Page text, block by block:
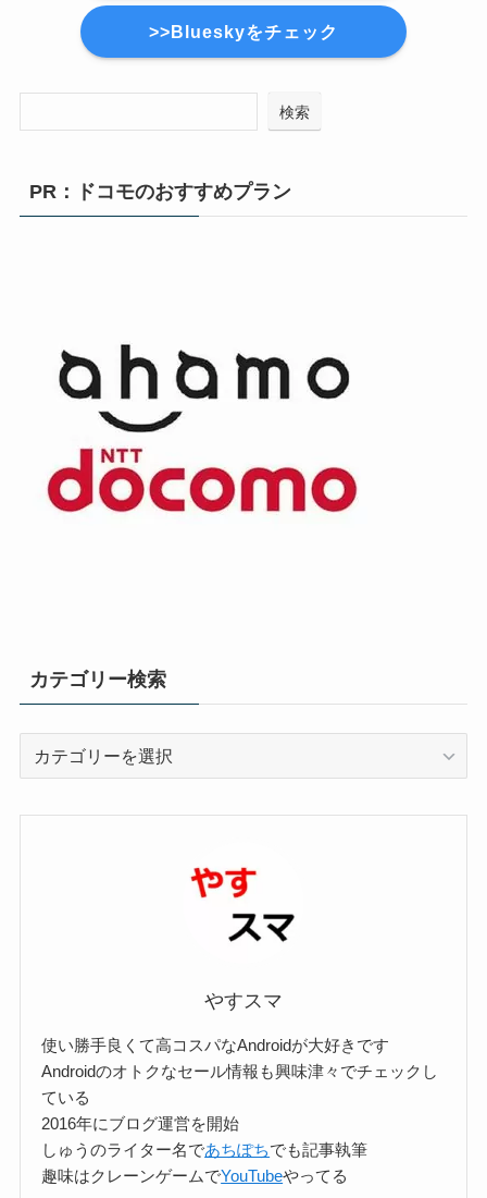
>>Blueskyをチェック
検索
PR：ドコモのおすすめプラン
カテゴリー検索
やすスマ
使い勝手良くて高コスパなAndroidが大好きです
Androidのオトクなセール情報も興味津々でチェックし
ている
2016年にブログ運営を開始
しゅうのライター名であちぽちでも記事執筆
趣味はクレーンゲームでYouTubeやってる